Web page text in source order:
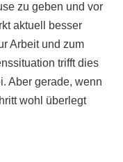
zu geben und vor
aktuell besser
Arbeit und zum
trifft dies
Aber gerade, wenn
wohl überlegt